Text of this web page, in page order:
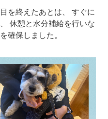
を終えたあとは、 すぐに
休憩と水分補給を行いな
確保しました。